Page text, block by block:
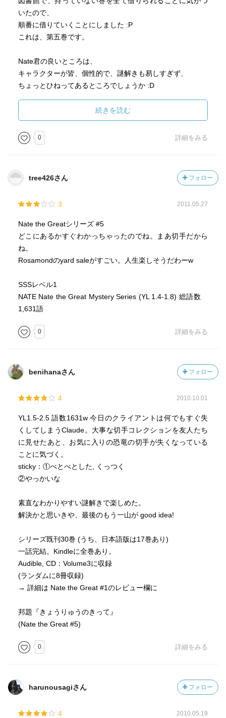
いたので、
順番に借りていくことにしました :P
これは、第五巻です。
Nate君の良いところは、
キャラクターが皆、個性的で、謎解きも易しすぎず、
ちょっとひねってあるところでしょうか :D
まだその後があったりして、上のレベルを読んでいても楽
しめました☆
いつも思うんですが、
構ある気がします。
たとえば、この"sticky"とか"fishy"、"phony"など。
ですが、
（今回の場合は、"sticky"な切手）
続きを読む
0 詳細をみる
tree426さん フォロー
3 2011.05.27
Nate the Greatシリーズ #5
どこにあるかすぐわかっちゃったのでね。まあ切手だから
ね。
Rosamondのyard saleがすごい。人生楽しそうだわーw
SSSレベル1
NATE Nate the Great Mystery Series (YL 1.4-1.8) 総語数
1,631語
0 詳細をみる
benihanaさん フォロー
4 2010.10.01
YL1.5-2.5 語数1631w 今日のクライアントは何でもすぐ失
くしてしまうClaude。大事な切手コレクションを友人たち
に見せたあと、お気に入りの恐竜の切手が失くなっている
ことに気づく。
sticky：①べとべとした, くっつく
②やっかいな
素直なわかりやすい謎解きで楽しめた。
解決かと思いきや、最後のもう一山が good idea!
シリーズ既刊30巻 (うち、日本語版は17巻あり)
一話完結。Kindleに全巻あり。
Audible, CD：Volume3に収録
(ランダムに8冊収録)
→ 詳細は Nate the Great #1のレビュー欄に
邦題『きょうりゅうのきって』
(Nate the Great #5)
0 詳細をみる
harunousagiさん フォロー
4 2010.05.19